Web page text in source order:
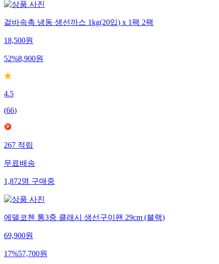
겉바속촉 냉동 생선까스 1kg(20입) x 1팩 2팩
18,500원
52%8,900원
4.5
(66)
267 적립
무료배송
1,872명 구매중
에델코첸 통3중 클래시 생선구이팬 29cm (블랙)
69,900원
17%57,700원